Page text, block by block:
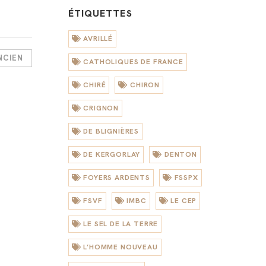
ÉTIQUETTES
AVRILLÉ
CATHOLIQUES DE FRANCE
CHIRÉ CHIRON
CRIGNON
DE BLIGNIÈRES
DE KERGORLAY DENTON
FOYERS ARDENTS FSSPX
FSVF IMBC LE CEP
LE SEL DE LA TERRE
L’HOMME NOUVEAU